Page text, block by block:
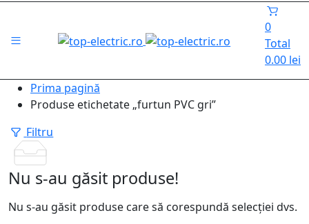
0
Total
0.00 lei
Prima pagină
Produse etichetate „furtun PVC gri”
Filtru
Nu s-au găsit produse!
Nu s-au găsit produse care să corespundă selecției dvs.